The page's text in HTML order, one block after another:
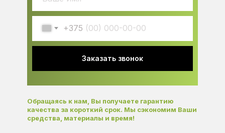
Обращаясь к нам, Вы получаете гарантию
качества за короткий срок. Мы сэкономим Ваши
средства, материалы и время!
+375
Заказать звонок